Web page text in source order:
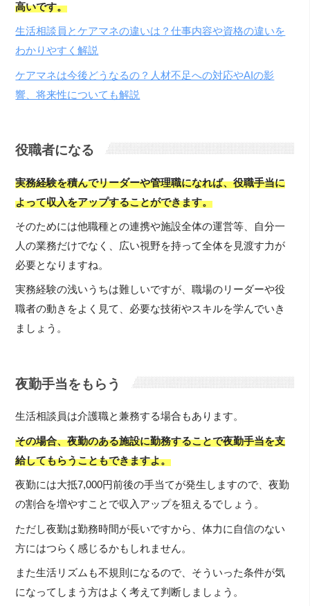
高いです。
生活相談員とケアマネの違いは？仕事内容や資格の違いを
わかりやすく解説
ケアマネは今後どうなるの？人材不足への対応やAIの影
響、将来性についても解説
役職者になる
実務経験を積んでリーダーや管理職になれば、役職手当に
よって収入をアップすることができます。
そのためには他職種との連携や施設全体の運営等、自分一
人の業務だけでなく、広い視野を持って全体を見渡す力が
必要となりますね。
実務経験の浅いうちは難しいですが、職場のリーダーや役
職者の動きをよく見て、必要な技術やスキルを学んでいき
ましょう。
夜勤手当をもらう
生活相談員は介護職と兼務する場合もあります。
その場合、夜勤のある施設に勤務することで夜勤手当を支
給してもらうこともできますよ。
夜勤には大抵7,000円前後の手当てが発生しますので、夜勤
の割合を増やすことで収入アップを狙えるでしょう。
ただし夜勤は勤務時間が長いですから、体力に自信のない
方にはつらく感じるかもしれません。
また生活リズムも不規則になるので、そういった条件が気
になってしまう方はよく考えて判断しましょう。